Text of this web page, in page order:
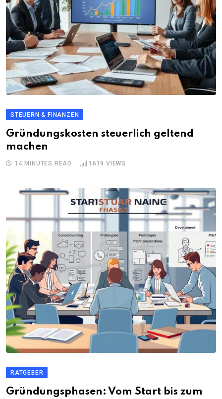
STEUERN & FINANZEN
Gründungskosten steuerlich geltend
machen
14 MINUTES READ 1619 VIEWS
RATGEBER
Gründungsphasen: Vom Start bis zum